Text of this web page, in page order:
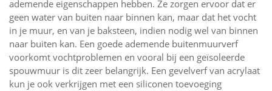
ademende eigenschappen hebben. Ze zorgen ervoor dat er
geen water van buiten naar binnen kan, maar dat het vocht
in je muur, en van je baksteen, indien nodig wel van binnen
naar buiten kan. Een goede ademende buitenmuurverf
voorkomt vochtproblemen en vooral bij een geïsoleerde
spouwmuur is dit zeer belangrijk. Een gevelverf van acrylaat
kun je ook verkrijgen met een siliconen toevoeging